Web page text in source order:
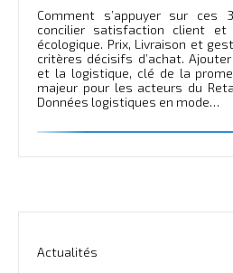
Comment s’appuyer sur ces
concilier satisfaction client et
écologique. Prix, Livraison et
critères décisifs d’achat.
et la logistique, clé de la
majeur pour les acteurs du
Données logistiques en mode…
Actualités